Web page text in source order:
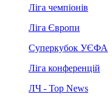
Ліга чемпіонів
Ліга Європи
Суперкубок УЄФА
Ліга конференцій
ЛЧ - Top News